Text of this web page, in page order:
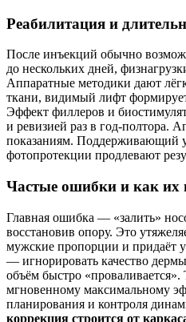
Реабилитация и
После инъекций обычно
до нескольких дней,
Аппаратные методики дают
ткани, видимый лифт
Эффект филлеров и
и ревизией раз в год‑полтора.
показаниям. Поддерживающий
фотопротекции продлевают
Частые ошибки и как их
Главная ошибка — «залить»
восстановив опору. Это
мужские пропорции и придаёт
— игнорировать качество
объём быстро
мгновенному максимальному
планирования и контроля
коррекция строится от